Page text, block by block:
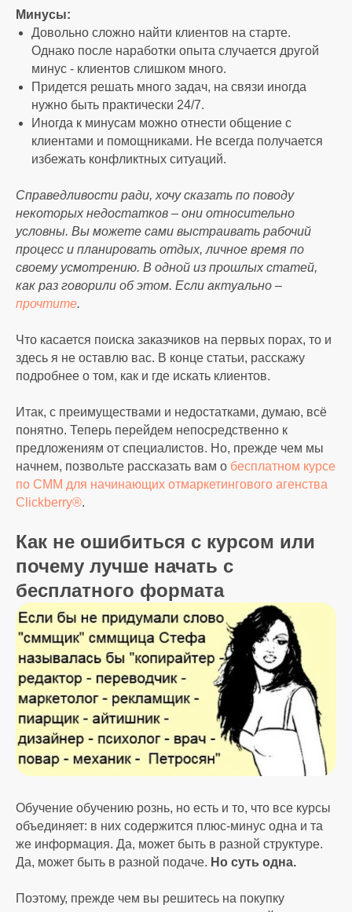
Минусы:
Довольно сложно найти клиентов на старте.
Однако после наработки опыта случается другой
минус - клиентов слишком много.
Придется решать много задач, на связи иногда
нужно быть практически 24/7.
Иногда к минусам можно отнести общение с
клиентами и помощниками. Не всегда получается
избежать конфликтных ситуаций.
Справедливости ради, хочу сказать по поводу
некоторых недостатков – они относительно
условны. Вы можете сами выстраивать рабочий
процесс и планировать отдых, личное время по
своему усмотрению. В одной из прошлых статей,
как раз говорили об этом. Если актуально –
прочтите.
Что касается поиска заказчиков на первых порах, то и
здесь я не оставлю вас. В конце статьи, расскажу
подробнее о том, как и где искать клиентов.
Итак, с преимуществами и недостатками, думаю, всё
понятно. Теперь перейдем непосредственно к
предложениям от специалистов. Но, прежде чем мы
начнем, позвольте рассказать вам о бесплатном курсе
по СММ для начинающих отмаркетингового агенства
Clickberry®.
Как не ошибиться с курсом или
почему лучше начать с
бесплатного формата
Обучение обучению рознь, но есть и то, что все курсы
объединяет: в них содержится плюс-минус одна и та
же информация. Да, может быть в разной структуре.
Да, может быть в разной подаче. Но суть одна.
Поэтому, прежде чем вы решитесь на покупку